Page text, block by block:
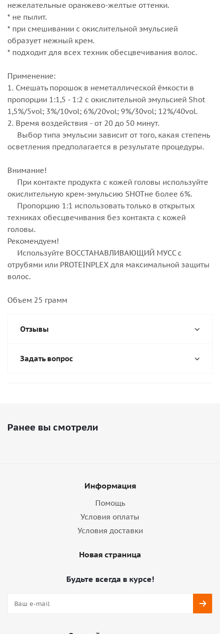
нежелательные оранжево-желтые оттенки.
* не пылит.
* при смешивании с окислительной эмульсией
образует нежный крем.
* подходит для всех техник обесцвечивания волос.
Применение:
1. Смешать порошок в неметаллической ёмкости в
пропорции 1:1,5 - 1:2 с окислительной эмульсией Shot
1,5%/5vol; 3%/10vol; 6%/20vol; 9%/30vol; 12%/40vol.
2. Время воздействия - от 20 до 50 минут.
Выбор типа эмульсии зависит от того, какая степень
осветления предполагается в результате процедуры.
Внимание!
При контакте продукта с кожей головы используйте
окислительную крем-эмульсию SHOTне более 6%.
Пропорцию 1:1 использовать только в открытых
техниках обесцвечивания без контакта с кожей
головы.
Рекомендуем!
Используйте ВОССТАНАВЛИВАЮЩИЙ МУСС с
отрубями или PROTEINPLEX для максимальной защиты
волос.
Объем 25 грамм
Отзывы
Задать вопрос
Ранее вы смотрели
Информация
Помощь
Условия оплаты
Условия доставки
Новая страница
Будьте всегда в курсе!